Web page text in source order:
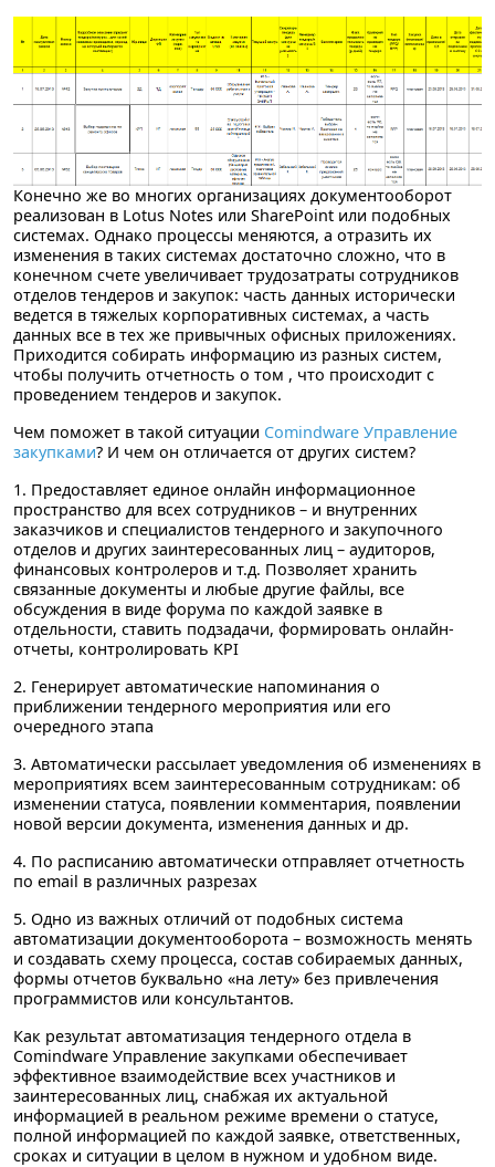
Конечно же во многих организациях документооборот
реализован в Lotus Notes или SharePoint или подобных
системах. Однако процессы меняются, а отразить их
изменения в таких системах достаточно сложно, что в
конечном счете увеличивает трудозатраты сотрудников
отделов тендеров и закупок: часть данных исторически
ведется в тяжелых корпоративных системах, а часть
данных все в тех же привычных офисных приложениях.
Приходится собирать информацию из разных систем,
чтобы получить отчетность о том , что происходит с
проведением тендеров и закупок.
Чем поможет в такой ситуации Comindware Управление
закупками? И чем он отличается от других систем?
1. Предоставляет единое онлайн информационное
пространство для всех сотрудников – и внутренних
заказчиков и специалистов тендерного и закупочного
отделов и других заинтересованных лиц – аудиторов,
финансовых контролеров и т.д. Позволяет хранить
связанные документы и любые другие файлы, все
обсуждения в виде форума по каждой заявке в
отдельности, ставить подзадачи, формировать онлайн-
отчеты, контролировать KPI
2. Генерирует автоматические напоминания о
приближении тендерного мероприятия или его
очередного этапа
3. Автоматически рассылает уведомления об изменениях в
мероприятиях всем заинтересованным сотрудникам: об
изменении статуса, появлении комментария, появлении
новой версии документа, изменения данных и др.
4. По расписанию автоматически отправляет отчетность
по email в различных разрезах
5. Одно из важных отличий от подобных система
автоматизации документооборота – возможность менять
и создавать схему процесса, состав собираемых данных,
формы отчетов буквально «на лету» без привлечения
программистов или консультантов.
Как результат автоматизация тендерного отдела в
Comindware Управление закупками обеспечивает
эффективное взаимодействие всех участников и
заинтересованных лиц, снабжая их актуальной
информацией в реальном режиме времени о статусе,
полной информацией по каждой заявке, ответственных,
сроках и ситуации в целом в нужном и удобном виде.